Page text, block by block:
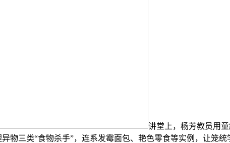
讲堂上，杨芳教员用
物三类“食物杀手”，连系发霉面包、艳色零食等实例，让笼统